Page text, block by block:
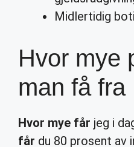
Midlertidig
Hvor mye
man få fra
Hvor mye får jeg i
får du 80 prosent av